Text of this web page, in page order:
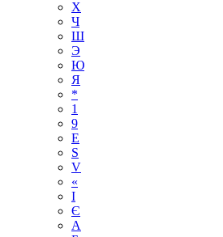
Х
Ч
Ш
Э
Ю
Я
*
1
9
E
S
V
«
І
Є
А